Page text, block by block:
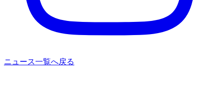
ニュース一覧へ戻る